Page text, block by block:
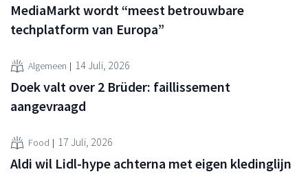
MediaMarkt wordt “meest betrouwbare
techplatform van Europa”
Algemeen 14 Juli, 2026
Doek valt over 2 Brüder: faillissement
aangevraagd
Food 17 Juli, 2026
Aldi wil Lidl-hype achterna met eigen kledinglijn